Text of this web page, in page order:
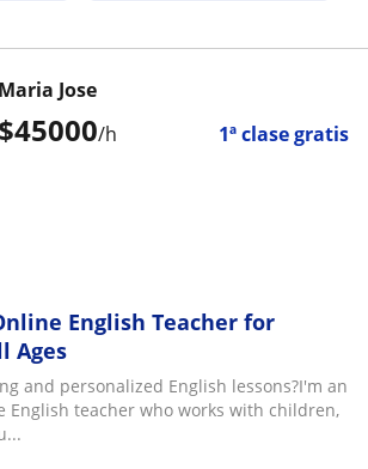
$45000/h 1ª clase gratis
Maria Jose
English Teacher for
Ages
and personalized English lessons?I'm an
English teacher who works with children,